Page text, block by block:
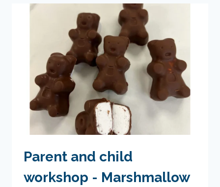
&
CHOCOLAT
Parent and child
workshop - Marshmallow